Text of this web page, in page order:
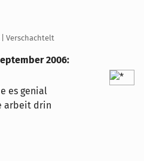
| Verschachtelt
2006:
es genial
arbeit drin